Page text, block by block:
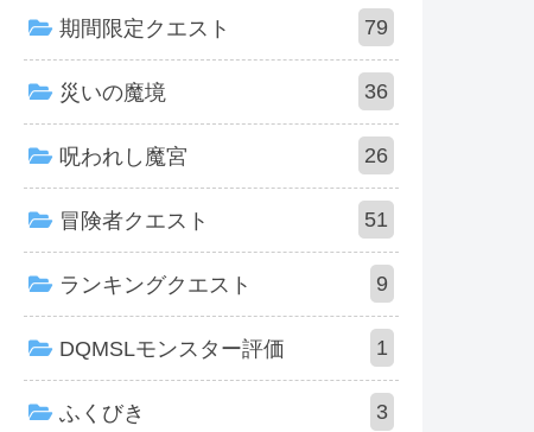
期間限定クエスト 79
災いの魔境 36
呪われし魔宮 26
冒険者クエスト 51
ランキングクエスト 9
DQMSLモンスター評価 1
ふくびき 3